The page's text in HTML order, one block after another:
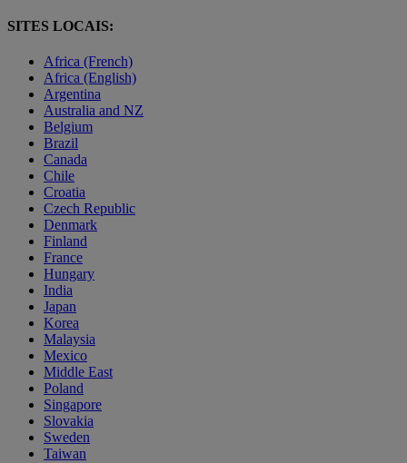
SITES LOCAIS:
Africa (French)
Africa (English)
Argentina
Australia and NZ
Belgium
Brazil
Canada
Chile
Croatia
Czech Republic
Denmark
Finland
France
Hungary
India
Japan
Korea
Malaysia
Mexico
Middle East
Poland
Singapore
Slovakia
Sweden
Taiwan